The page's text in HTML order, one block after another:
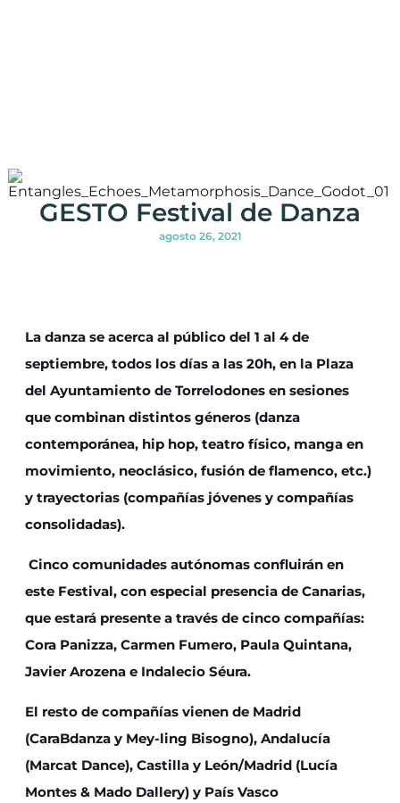
GESTO Festival de Danza
agosto 26, 2021
La danza se acerca al público del 1 al 4 de
septiembre, todos los días a las 20h, en la Plaza
del Ayuntamiento de Torrelodones en sesiones
que combinan distintos géneros (danza
contemporánea, hip hop, teatro físico, manga en
movimiento, neoclásico, fusión de flamenco, etc.)
y trayectorias (compañías jóvenes y compañías
consolidadas).
Cinco comunidades autónomas confluirán en
este Festival, con especial presencia de Canarias,
que estará presente a través de cinco compañías:
Cora Panizza, Carmen Fumero, Paula Quintana,
Javier Arozena e Indalecio Séura.
El resto de compañías vienen de Madrid
(CaraBdanza y Mey-ling Bisogno), Andalucía
(Marcat Dance), Castilla y León/Madrid (Lucía
Montes & Mado Dallery) y País Vasco